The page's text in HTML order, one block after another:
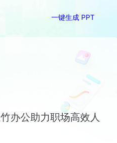
一键生成 PPT
办公助力职场高效人